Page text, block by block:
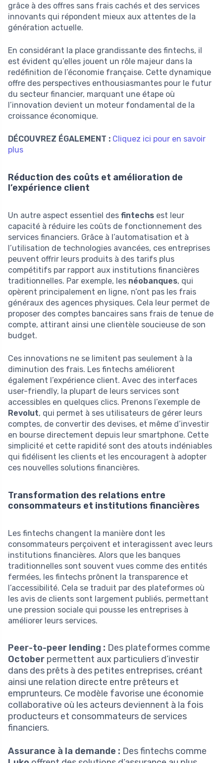
grâce à des offres sans frais cachés et des services
innovants qui répondent mieux aux attentes de la
génération actuelle.
En considérant la place grandissante des fintechs, il
est évident qu’elles jouent un rôle majeur dans la
redéfinition de l’économie française. Cette dynamique
offre des perspectives enthousiasmantes pour le futur
du secteur financier, marquant une étape où
l’innovation devient un moteur fondamental de la
croissance économique.
DÉCOUVREZ ÉGALEMENT : Cliquez ici pour en savoir
plus
Réduction des coûts et amélioration de
l’expérience client
Un autre aspect essentiel des fintechs est leur
capacité à réduire les coûts de fonctionnement des
services financiers. Grâce à l’automatisation et à
l’utilisation de technologies avancées, ces entreprises
peuvent offrir leurs produits à des tarifs plus
compétitifs par rapport aux institutions financières
traditionnelles. Par exemple, les néobanques, qui
opèrent principalement en ligne, n’ont pas les frais
généraux des agences physiques. Cela leur permet de
proposer des comptes bancaires sans frais de tenue de
compte, attirant ainsi une clientèle soucieuse de son
budget.
Ces innovations ne se limitent pas seulement à la
diminution des frais. Les fintechs améliorent
également l’expérience client. Avec des interfaces
user-friendly, la plupart de leurs services sont
accessibles en quelques clics. Prenons l’exemple de
Revolut, qui permet à ses utilisateurs de gérer leurs
comptes, de convertir des devises, et même d’investir
en bourse directement depuis leur smartphone. Cette
simplicité et cette rapidité sont des atouts indéniables
qui fidélisent les clients et les encouragent à adopter
ces nouvelles solutions financières.
Transformation des relations entre
consommateurs et institutions financières
Les fintechs changent la manière dont les
consommateurs perçoivent et interagissent avec leurs
institutions financières. Alors que les banques
traditionnelles sont souvent vues comme des entités
fermées, les fintechs prônent la transparence et
l’accessibilité. Cela se traduit par des plateformes où
les avis de clients sont largement publiés, permettant
une pression sociale qui pousse les entreprises à
améliorer leurs services.
Peer-to-peer lending : Des plateformes comme
October permettent aux particuliers d’investir
dans des prêts à des petites entreprises, créant
ainsi une relation directe entre prêteurs et
emprunteurs. Ce modèle favorise une économie
collaborative où les acteurs deviennent à la fois
producteurs et consommateurs de services
financiers.
Assurance à la demande : Des fintechs comme